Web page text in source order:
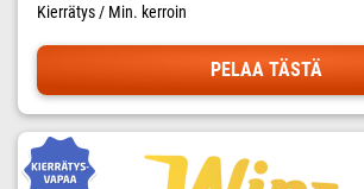
Kierrätys / Min. kerroin
PELAA TÄSTÄ